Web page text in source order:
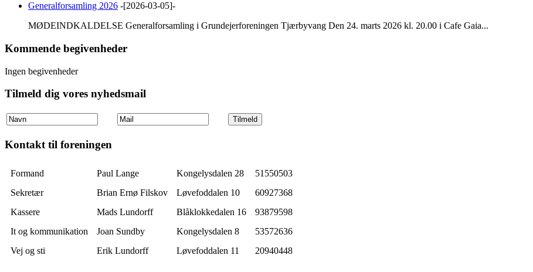
Generalforsamling 2026 -[2026-03-05]-
MØDEINDKALDELSE Generalforsamling i Grundejerforeningen Tjærbyvang Den 24. marts 2026 kl. 20.00 i Cafe Gaia...
Kommende begivenheder
Ingen begivenheder
Tilmeld dig vores nyhedsmail
Kontakt til foreningen
Formand Paul Lange Kongelysdalen 28
51550503
Sekretær
Brian Ernø Filskov Løvefoddalen 10
60927368
Kassere
Mads Lundorff Blåklokkedalen 16
93879598
It og kommunikation
Joan Sundby Kongelysdalen 8
53572636
Vej og sti
Erik Lundorff Løvefoddalen 11 20940448